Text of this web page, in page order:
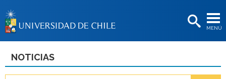
MENÚ
BIBLIOTECAS
NOTICIAS